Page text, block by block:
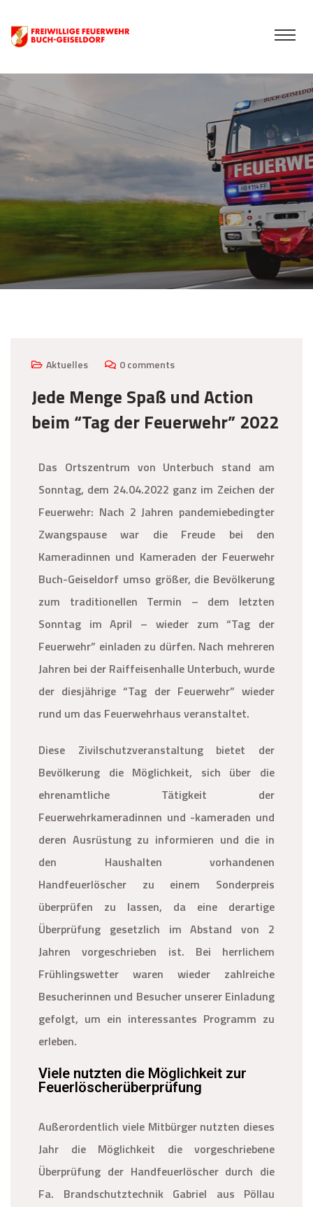
Aktuelles 0 comments
Jede Menge Spaß und Action
beim “Tag der Feuerwehr” 2022
Das Ortszentrum von Unterbuch stand am
Sonntag, dem 24.04.2022 ganz im Zeichen der
Feuerwehr: Nach 2 Jahren pandemiebedingter
Zwangspause war die Freude bei den
Kameradinnen und Kameraden der Feuerwehr
Buch-Geiseldorf umso größer, die Bevölkerung
zum traditionellen Termin – dem letzten
Sonntag im April – wieder zum “Tag der
Feuerwehr” einladen zu dürfen. Nach mehreren
Jahren bei der Raiffeisenhalle Unterbuch, wurde
der diesjährige “Tag der Feuerwehr” wieder
rund um das Feuerwehrhaus veranstaltet.
Diese Zivilschutzveranstaltung bietet der
Bevölkerung die Möglichkeit, sich über die
ehrenamtliche Tätigkeit der
Feuerwehrkameradinnen und -kameraden und
deren Ausrüstung zu informieren und die in
den Haushalten vorhandenen
Handfeuerlöscher zu einem Sonderpreis
überprüfen zu lassen, da eine derartige
Überprüfung gesetzlich im Abstand von 2
Jahren vorgeschrieben ist. Bei herrlichem
Frühlingswetter waren wieder zahlreiche
Besucherinnen und Besucher unserer Einladung
gefolgt, um ein interessantes Programm zu
erleben.
Viele nutzten die Möglichkeit zur
Feuerlöscherüberprüfung
Außerordentlich viele Mitbürger nutzten dieses
Jahr die Möglichkeit die vorgeschriebene
Überprüfung der Handfeuerlöscher durch die
Fa. Brandschutztechnik Gabriel aus Pöllau